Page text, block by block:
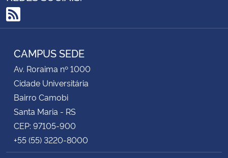
RSS
CAMPUS SEDE
Av. Roraima nº 1000
Cidade Universitária
Bairro Camobi
Santa Maria - RS
CEP: 97105-900
+55 (55) 3220-8000